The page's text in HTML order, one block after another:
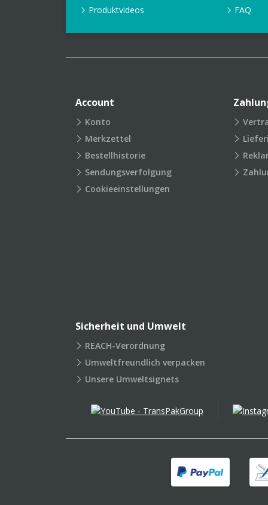
Produktvideos
FAQ
Account
Konto
Merkzettel
Bestellhistorie
Sendungsverfolgung
Cookieeinstellungen
Sicherheit und Umwelt
REACH-Verordnung
Umweltfreundlich verpacken
Unsere Umweltsignets